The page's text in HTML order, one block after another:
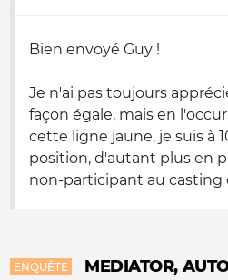
Bien envoyé Guy !
Je n'ai pas toujours
façon égale, mais en
cette ligne jaune, je suis à
position, d'autant plus en
non-participant au casting
ENQUÊTE
MEDIATOR,